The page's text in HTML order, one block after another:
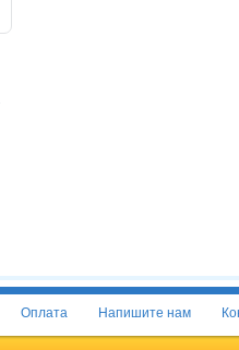
Оплата Напишите нам